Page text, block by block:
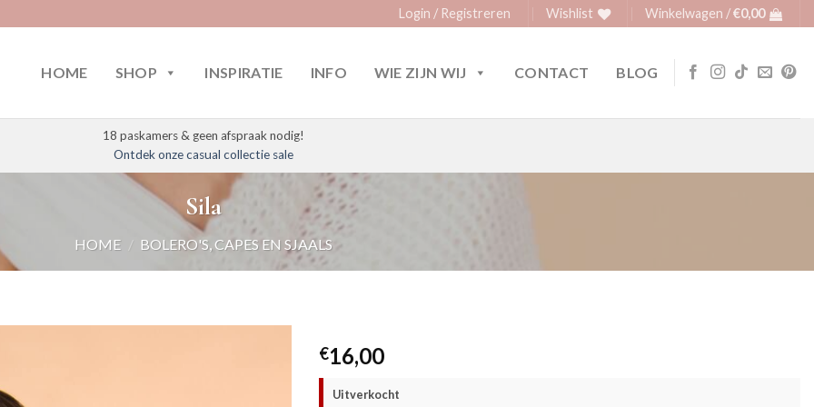
Login / Registreren Wishlist Winkelwagen /€0,00
HOME SHOP INSPIRATIE INFO WIE ZIJN WIJ CONTACT BLOG
18 paskamers & geen afspraak nodig!
Ontdek onze casual collectie sale
Sila
HOME / BOLERO'S, CAPES EN SJAALS
€16,00
Uitverkocht